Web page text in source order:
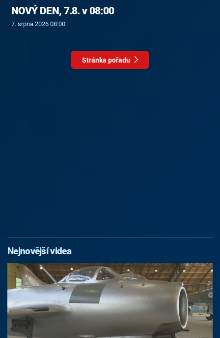
NOVÝ DEN, 7.8. v 08:00
7. srpna 2026 08:00
Stránka pořadu
Nejnovější videa